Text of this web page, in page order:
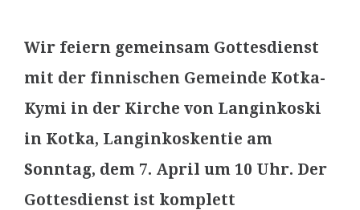
Wir feiern gemeinsam Gottesdienst
mit der finnischen Gemeinde Kotka-
Kymi in der Kirche von Langinkoski
in Kotka, Langinkoskentie am
Sonntag, dem 7. April um 10 Uhr. Der
Gottesdienst ist komplett